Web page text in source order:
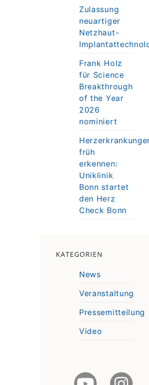
Zulassung
neuartiger
Netzhaut-
Frank Holz
für Science
Breakthrough
of the Year
2026
nominiert
früh
erkennen:
Uniklinik
Bonn startet
den Herz
Check Bonn
KATEGORIEN
News
Veranstaltung
Pressemitteilung
Video